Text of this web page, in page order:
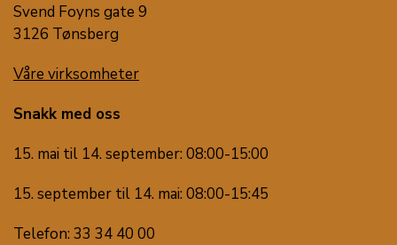
Svend Foyns gate 9
3126 Tønsberg
Våre virksomheter
Snakk med oss
15. mai til 14. september: 08:00-15:00
15. september til 14. mai: 08:00-15:45
Telefon: 33 34 40 00